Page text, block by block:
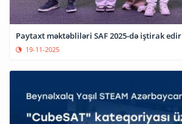
Paytaxt məktəbliləri SAF 2025-də iştirak edir
19-11-2025